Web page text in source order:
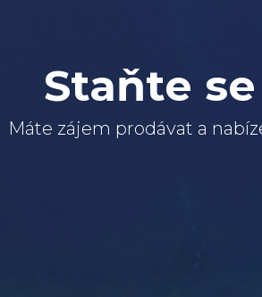
Staňte
Máte zájem prodávat a